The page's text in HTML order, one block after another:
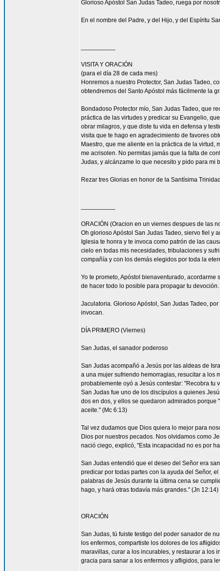
Glorioso Apóstol San Judas Tadeo, ruega por
En el nombre del Padre, y del Hijo, y del Espíritu
VISITA Y ORACIÓN
(para el día 28 de cada mes)
Honremos a nuestro Protector, San Judas Tadeo,
obtendremos del Santo Apóstol más fácilmente la
Bondadoso Protector mío, San Judas Tadeo, que
práctica de las virtudes y predicar su Evangelio,
obrar milagros, y que diste tu vida en defensa y
visita que te hago en agradecimiento de favores
Maestro, que me aliente en la práctica de la
me acrisolen. No permitas jamás que la falta de
Judas, y alcánzame lo que necesito y pido para mi
Rezar tres Glorias en honor de la Santísima
ORACIÓN (Oracion en un viernes despues de las
Oh glorioso Apóstol San Judas Tadeo, siervo fiel y
Iglesia te honra y te invoca como patrón de las
cielo en todas mis necesidades, tribulaciones y
compañía y con los demás elegidos por toda la
Yo te prometo, Apóstol bienaventurado,
de hacer todo lo posible para propagar tu devoción.
Jaculatoria. Glorioso Apóstol, San Judas Tadeo,
invocan.
DÍA PRIMERO (Viernes)
San Judas, el sanador poderoso
San Judas acompañó a Jesús por las aldeas de
a una mujer sufriendo hemorragias, resucitar a los
probablemente oyó a Jesús contestar: "Recobra tu
San Judas fue uno de los discípulos a quienes
dos en dos, y ellos se quedaron admirados
aceite." (Mc 6:13)
Tal vez dudamos que Dios quiera lo mejor para
Dios por nuestros pecados. Nos olvidamos como
nació ciego, explicó, "Esta incapacidad no es por
San Judas entendió que el deseo del Señor era
predicar por todas partes con la ayuda del Señor,
palabras de Jesús durante la última cena se
hago, y hará otras todavía más grandes." (Jn 12:14)
ORACIÓN
San Judas, tú fuiste testigo del poder sanador de
los enfermos, compartiste los dolores de los
maravillas, curar a los incurables, y restaurar a los
gracia para sanar a los enfermos y afligidos, para